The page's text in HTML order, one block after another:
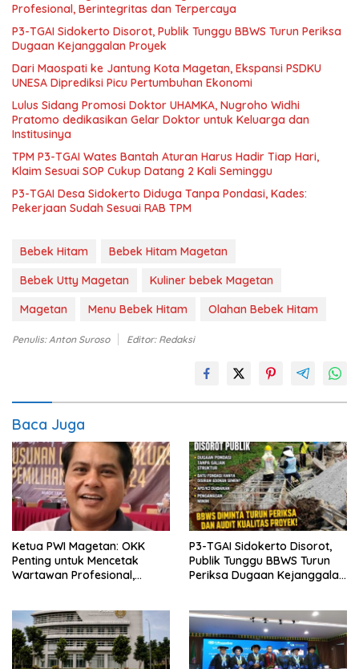
Profesional, Berintegritas dan Terpercaya
P3-TGAI Sidokerto Disorot, Publik Tunggu BBWS Turun Periksa
Dugaan Kejanggalan Proyek
Dari Maospati ke Jantung Kota Magetan, Ekspansi PSDKU
UNESA Diprediksi Picu Pertumbuhan Ekonomi
Lulus Sidang Promosi Doktor UHAMKA, Nugroho Widhi
Pratomo dedikasikan Gelar Doktor untuk Keluarga dan
Institusinya
TPM P3-TGAI Wates Bantah Aturan Harus Hadir Tiap Hari,
Klaim Sesuai SOP Cukup Datang 2 Kali Seminggu
P3-TGAI Desa Sidokerto Diduga Tanpa Pondasi, Kades:
Pekerjaan Sudah Sesuai RAB TPM
Bebek Hitam
Bebek Hitam Magetan
Bebek Utty Magetan
Kuliner bebek Magetan
Magetan
Menu Bebek Hitam Olahan Bebek Hitam
Penulis: Anton Suroso Editor: Redaksi
Baca Juga
Ketua PWI Magetan: OKK
Penting untuk Mencetak
Wartawan Profesional,
P3-TGAI Sidokerto Disorot,
Publik Tunggu BBWS Turun
Periksa Dugaan Kejanggalan